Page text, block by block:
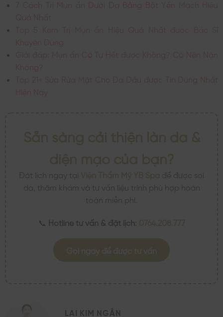
Đặt lịch ngay tại
để được soi
da, thăm khám và tư vấn liệu trình phù hợp hoàn
toàn miễn phí.
📞 Hotline tư vấn & đặt lịch:
LAI KIM NGÂN